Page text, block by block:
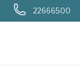
22666500